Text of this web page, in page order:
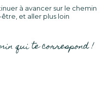
à avancer sur le chemin
et aller plus loin
qui te correspond !